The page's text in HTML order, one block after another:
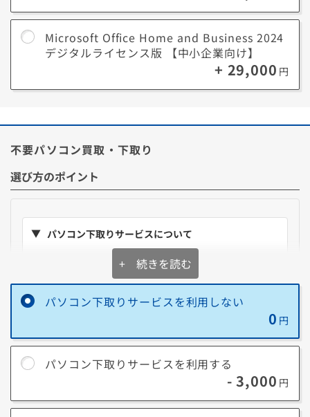
■ Microsoft 365 Personalとは？
月額でいつでもOfficeアプリの最新版が利用できるサブスク型、AI機能
「Copilot」と1TBのクラウドストレージも利用可能。
1ユーザー(アカウント)あたりPCやスマートフォンなど最大5台のデバイ
*利用にはMicrosoftアカウントが必要です。
■ Microsoft Office Home and Business 2024とは？
作業する利用方法におすすめです。
利用期間に制限がないので費用の追加なく長く利用することができま
定です。)
*セットアップ時にインターネット環境が必要です。
**デジタルライセンス版(中小企業向け)は個人の方でも利用可能です。
Microsoft Office Home and Business 2024
デジタルライセンス版 【中小企業向け】
+ 29,000 円
不要パソコン買取・下取り
選び方のポイント
パソコン下取りサービスについて
購入価格から即値引き
購入後に同梱の下取りキットで不要PCを送るだけ。
手軽に処分
送料は当社負担。壊れていても、HDDやSSDが無い状
詳細はこちら
※ゲーミングPCや5年以内のパソコンなどは構成・状態によっ
があります。パソコン
買取サービスをご検討ください。
+ 続きを読む
パソコン下取りサービスを利用しない
0 円
パソコン下取りサービスを利用する
- 3,000 円